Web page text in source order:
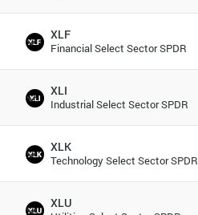
XLF
Financial Select Sector SPDR
XLI
Industrial Select Sector SPDR
XLK
Technology Select Sector SPDR
XLU